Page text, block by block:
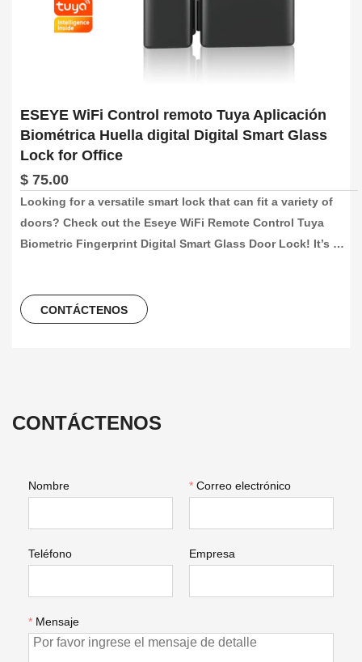
ESEYE WiFi Control remoto Tuya Aplicación
Biométrica Huella digital Digital Smart Glass
Lock for Office
$ 75.00
Looking for a versatile smart lock that can fit a variety of
doors? Check out the Eseye WiFi Remote Control Tuya
Biometric Fingerprint Digital Smart Glass Door Lock! It’s
Plus, the digital touch keypad panel with a backlight makes
it easy to use at night.
CONTÁCTENOS
CONTÁCTENOS
Nombre * Correo electrónico
Teléfono Empresa
* Mensaje